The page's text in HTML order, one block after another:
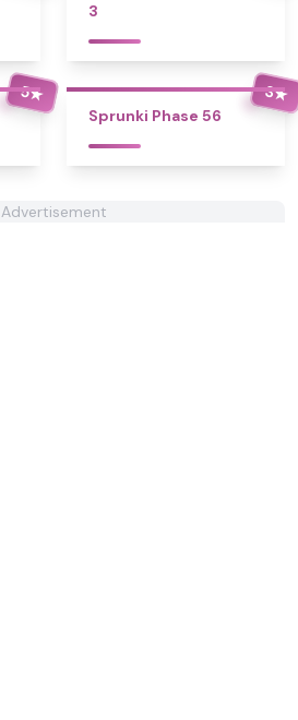
3
5★ 3★
Sprunki Phase 56
Advertisement